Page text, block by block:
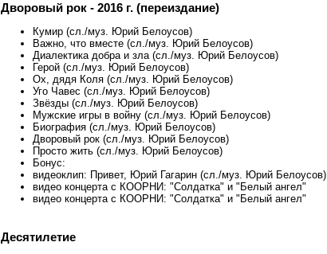
Дворовый рок - 2016 г. (переиздание)
Кумир (сл./муз. Юрий Белоусов)
Важно, что вместе (сл./муз. Юрий Белоусов)
Диалектика добра и зла (сл./муз. Юрий Белоусов)
Герой (сл./муз. Юрий Белоусов)
Ох, дядя Коля (сл./муз. Юрий Белоусов)
Уго Чавес (сл./муз. Юрий Белоусов)
Звёзды (сл./муз. Юрий Белоусов)
Мужские игры в войну (сл./муз. Юрий Белоусов)
Биография (сл./муз. Юрий Белоусов)
Дворовый рок (сл./муз. Юрий Белоусов)
Просто жить (сл./муз. Юрий Белоусов)
Бонус:
видеоклип: Привет, Юрий Гагарин (сл./муз. Юрий Белоусов)
видео концерта с КООРНИ: "Солдатка" и "Белый ангел"
видео концерта с КООРНИ: "Солдатка" и "Белый ангел"
Десятилетие